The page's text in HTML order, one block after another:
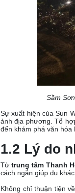
Sầm
Sự xuất hiện của Sun
ảnh địa phương. Tổ
đến khám phá văn hóa
1.2 Lý do
Từtrung tâm Thanh
cách ngắn giúp du
Không chỉ thuận tiện